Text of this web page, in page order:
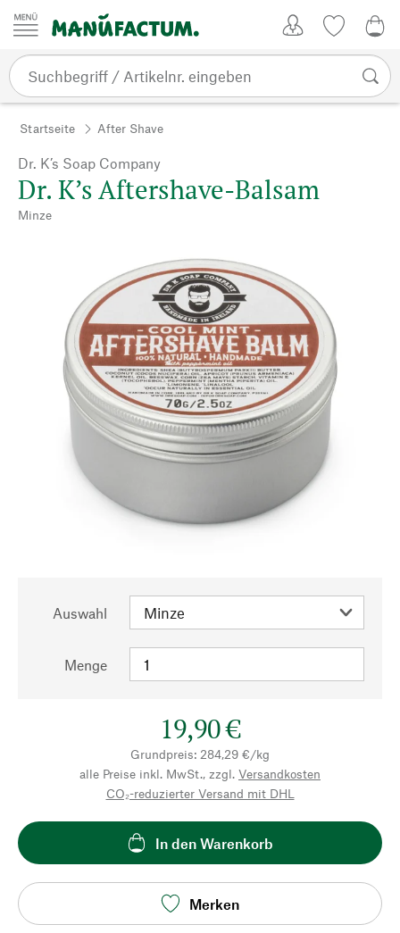
Zum Inhalt springen
Startseite After Shave
Dr. K’s Soap Company
Dr. K’s Aftershave-Balsam
Minze
Auswahl
Menge
19,90 €
Grundpreis: 284,29 €/kg
alle Preise inkl. MwSt., zzgl. Versandkosten
CO₂-reduzierter Versand mit DHL
In den Warenkorb
Merken